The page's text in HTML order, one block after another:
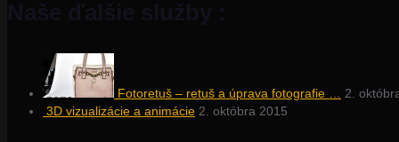
Fotoretuš – retuš a úprava fotografie …
2.
3D vizualizácie a animácie 2. októbra 2015